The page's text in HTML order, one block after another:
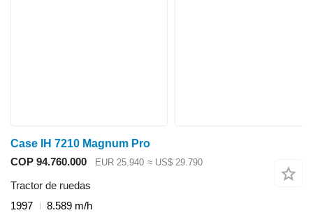
Case IH 7210 Magnum Pro
COP 94.760.000
EUR 25.940 ≈ US$ 29.790
Tractor de ruedas
1997
8.589 m/h